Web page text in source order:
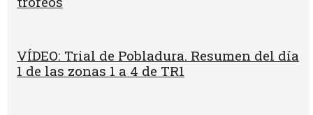
VÍDEO: Trial de Pobladura. Resumen del día
1 de las zonas 1 a 4 de TR1